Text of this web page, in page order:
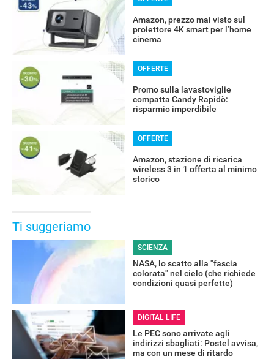
Amazon, prezzo mai visto sul
proiettore 4K smart per l’home
cinema
OFFERTE
Promo sulla lavastoviglie
compatta Candy Rapidò:
risparmio imperdibile
OFFERTE
Amazon, stazione di ricarica
wireless 3 in 1 offerta al minimo
storico
Ti suggeriamo
SCIENZA
NASA, lo scatto alla "fascia
colorata" nel cielo (che richiede
condizioni quasi perfette)
DIGITAL LIFE
Le PEC sono arrivate agli
indirizzi sbagliati: Postel avvisa,
ma con un mese di ritardo